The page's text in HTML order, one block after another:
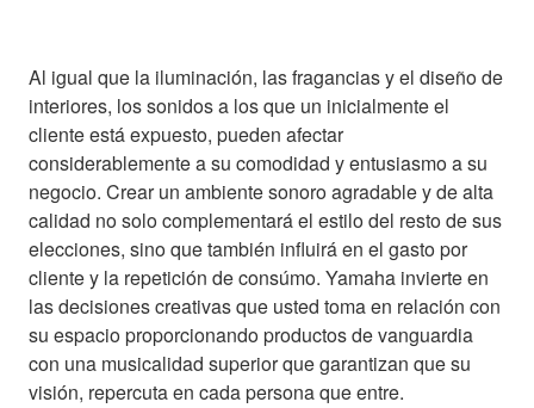
Al igual que la iluminación, las fragancias y el diseño de
interiores, los sonidos a los que un inicialmente el
cliente está expuesto, pueden afectar
considerablemente a su comodidad y entusiasmo a su
negocio. Crear un ambiente sonoro agradable y de alta
calidad no solo complementará el estilo del resto de sus
elecciones, sino que también influirá en el gasto por
cliente y la repetición de consúmo. Yamaha invierte en
las decisiones creativas que usted toma en relación con
su espacio proporcionando productos de vanguardia
con una musicalidad superior que garantizan que su
visión, repercuta en cada persona que entre.